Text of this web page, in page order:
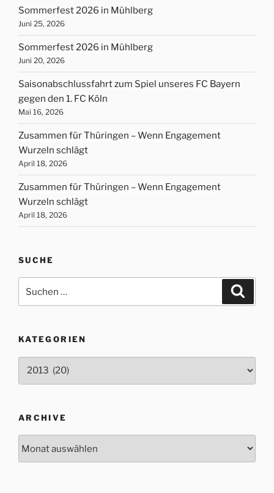
Sommerfest 2026 in Mühlberg
Juni 25, 2026
Sommerfest 2026 in Mühlberg
Juni 20, 2026
Saisonabschlussfahrt zum Spiel unseres FC Bayern
gegen den 1. FC Köln
Mai 16, 2026
Zusammen für Thüringen – Wenn Engagement
Wurzeln schlägt
April 18, 2026
Zusammen für Thüringen – Wenn Engagement
Wurzeln schlägt
April 18, 2026
SUCHE
nach:
KATEGORIEN
ARCHIVE